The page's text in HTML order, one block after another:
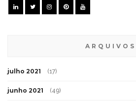
ARQUIVOS
julho 2021 (17)
junho 2021 (49)